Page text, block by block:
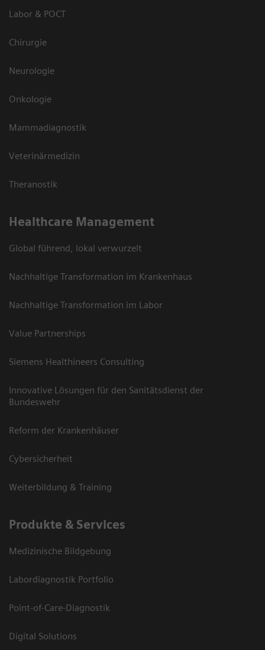
Labor & POCT
Chirurgie
Neurologie
Onkologie
Mammadiagnostik
Veterinärmedizin
Theranostik
Healthcare Management
Global führend, lokal verwurzelt
Nachhaltige Transformation im Krankenhaus
Nachhaltige Transformation im Labor
Value Partnerships
Siemens Healthineers Consulting
Innovative Lösungen für den Sanitätsdienst der
Bundeswehr
Reform der Krankenhäuser
Cybersicherheit
Weiterbildung & Training
Produkte & Services
Medizinische Bildgebung
Labordiagnostik Portfolio
Point-of-Care-Diagnostik
Digital Solutions